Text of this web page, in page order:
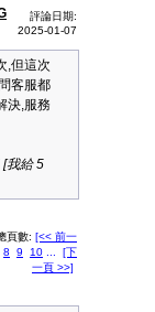
評論日期:
2025-01-07
,但這次
客服都
決,服務
[我給 5
頁數: [<< 前一
8 9 10
[下
一頁 >>]